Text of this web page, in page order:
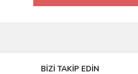
BİZİ TAKİP EDİN